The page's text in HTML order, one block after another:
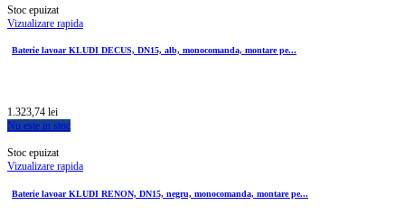
Stoc epuizat
Vizualizare rapida
Baterie lavoar KLUDI DECUS, DN15, alb, monocomanda, montare pe...
1.323,74 lei
Nu este in stoc
Stoc epuizat
Vizualizare rapida
Baterie lavoar KLUDI RENON, DN15, negru, monocomanda, montare pe...